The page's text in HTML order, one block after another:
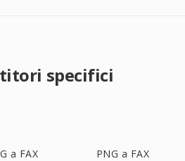
specifici
a FAX PNG a FAX